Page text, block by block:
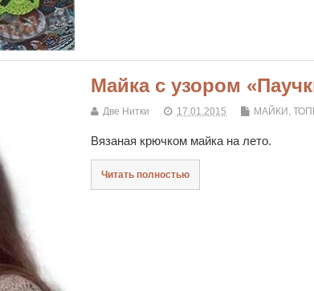
Майка с узором
Две Нитки 17.01.2015 МАЙКИ,
Вязаная крючком майка на лето.
Читать полностью